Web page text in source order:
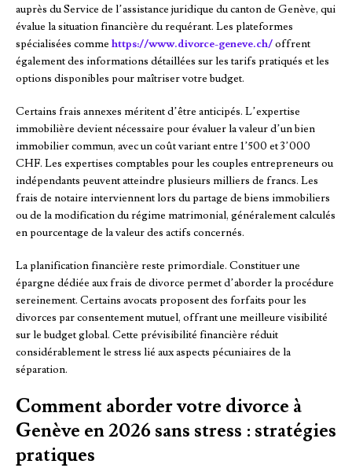
auprès du Service de l’assistance juridique du canton de Genève, qui
évalue la situation financière du requérant. Les plateformes
spécialisées comme https://www.divorce-geneve.ch/offrent
également des informations détaillées sur les tarifs pratiqués et les
options disponibles pour maîtriser votre budget.
Certains frais annexes méritent d’être anticipés. L’expertise
immobilière devient nécessaire pour évaluer la valeur d’un bien
immobilier commun, avec un coût variant entre 1’500 et 3’000
CHF. Les expertises comptables pour les couples entrepreneurs ou
indépendants peuvent atteindre plusieurs milliers de francs. Les
frais de notaire interviennent lors du partage de biens immobiliers
ou de la modification du régime matrimonial, généralement calculés
en pourcentage de la valeur des actifs concernés.
La planification financière reste primordiale. Constituer une
épargne dédiée aux frais de divorce permet d’aborder la procédure
sereinement. Certains avocats proposent des forfaits pour les
divorces par consentement mutuel, offrant une meilleure visibilité
sur le budget global. Cette prévisibilité financière réduit
considérablement le stress lié aux aspects pécuniaires de la
séparation.
Comment aborder votre divorce à
Genève en 2026 sans stress : stratégies
pratiques